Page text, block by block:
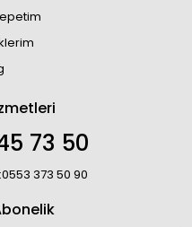
73 50
373 50 90